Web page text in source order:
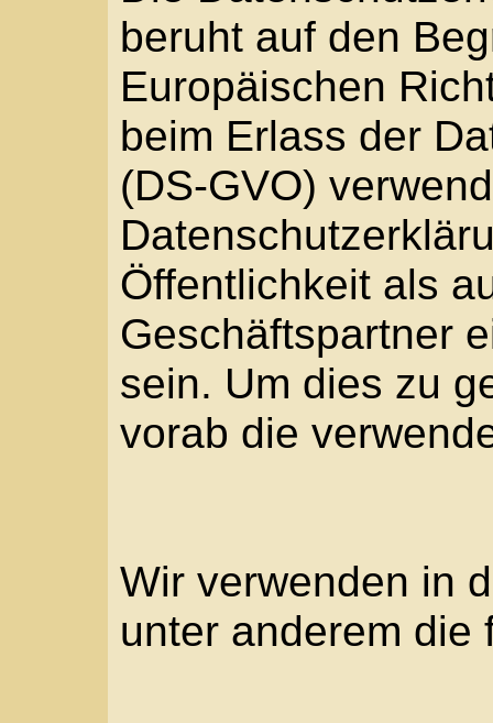
Wir verwenden in
unter anderem die
a)
Personenbezogene
Informationen, die
identifizierbar wird
angesehen, die
insbesondere